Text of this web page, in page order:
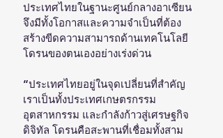
ประเทศไทยในฐานะศูนย์กลางอาเซียน
จึงมีทั้งโอกาสและความจำเป็นที่ต้อง
สร้างขีดความสามารถด้านเทคโนโลยี
โดรนของตนเองอย่างเร่งด่วน
“ประเทศไทยอยู่ในจุดเปลี่ยนที่สำคัญ
เราเป็นทั้งประเทศเกษตรกรรม
อุตสาหกรรม และกำลังก้าวสู่เศรษฐกิจ
ดิจิทัล โดรนคือสะพานที่เชื่อมทั้งสาม